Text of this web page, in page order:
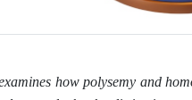
how polysemy and